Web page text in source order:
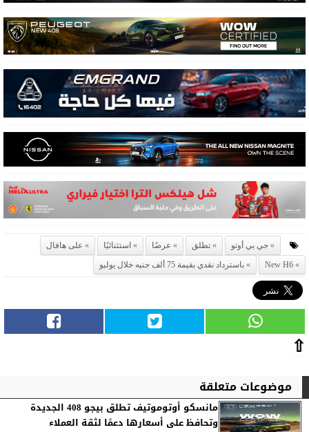
جي بي أوتو تطلق عرضًا استثنائيًا
على هافال
New H6
باسترداد نقدي بقيمة 75 ألف جنيه خلال يوليو
⇧
موضوعات متعلقة
مانسكو أوتوموتيف تطلق بيجو 408 الجديدة
وتحافظ على أسعارها دعمًا لثقة العملاء